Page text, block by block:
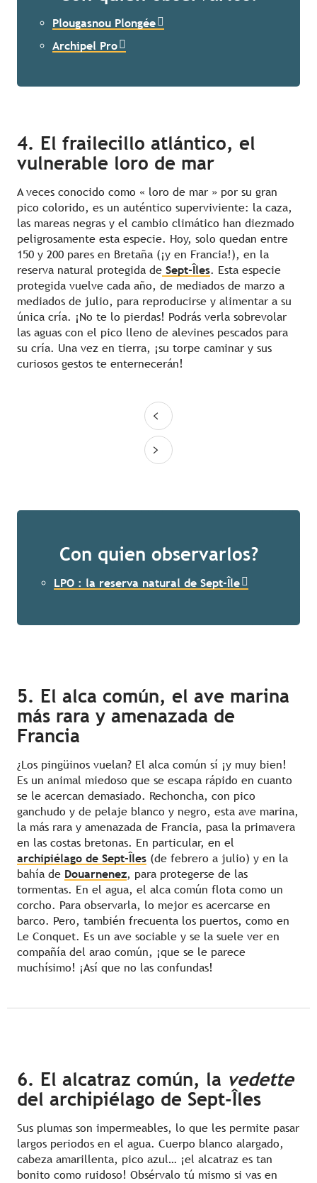
Plougasnou Plongée
Archipel Pro
4. El frailecillo atlántico, el
vulnerable loro de mar
A veces conocido como « loro de mar » por su gran
pico colorido, es un auténtico superviviente: la caza,
las mareas negras y el cambio climático han diezmado
peligrosamente esta especie. Hoy, solo quedan entre
150 y 200 pares en Bretaña (¡y en Francia!), en la
reserva natural protegida de Sept-Îles. Esta especie
protegida vuelve cada año, de mediados de marzo a
mediados de julio, para reproducirse y alimentar a su
única cría. ¡No te lo pierdas! Podrás verla sobrevolar
las aguas con el pico lleno de alevines pescados para
su cría. Una vez en tierra, ¡su torpe caminar y sus
curiosos gestos te enternecerán!
Con quien observarlos?
LPO : la reserva natural de Sept-Île
5. El alca común​, el ave marina
más rara y amenazada de
Francia
¿Los pingüinos vuelan? El alca común sí ¡y muy bien!
Es un animal miedoso que se escapa rápido en cuanto
se le acercan demasiado. Rechoncha, con pico
ganchudo y de pelaje blanco y negro, esta ave marina,
la más rara y amenazada de Francia, pasa la primavera
en las costas bretonas. En particular, en el
archipiélago de Sept-Îles (de febrero a julio) y en la
bahía de Douarnenez, para protegerse de las
tormentas. En el agua, el alca común flota como un
corcho. Para observarla, lo mejor es acercarse en
barco. Pero, también frecuenta los puertos, como en
Le Conquet. Es un ave sociable y se la suele ver en
compañía del arao común​, ¡que se le parece
muchísimo! ¡Así que no las confundas!
6. El alcatraz común, la vedette
del archipiélago de Sept-Îles
Sus plumas son impermeables, lo que les permite pasar
largos periodos en el agua. Cuerpo blanco alargado,
cabeza amarillenta, pico azul… ¡el alcatraz es tan
bonito como ruidoso! Obsérvalo tú mismo si vas en